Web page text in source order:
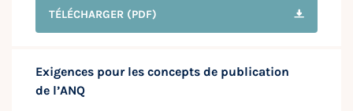
TÉLÉCHARGER (PDF)
Exigences pour les concepts de publication
de l’ANQ